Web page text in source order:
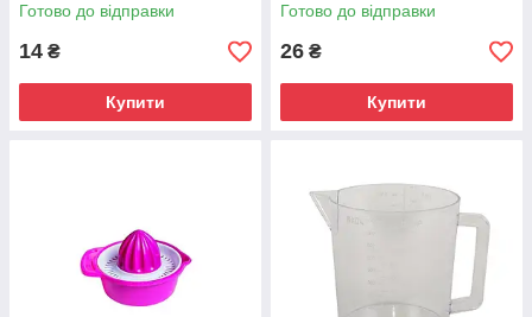
Готово до відправки
14 ₴
Купити
Готово до відправки
26 ₴
Купити